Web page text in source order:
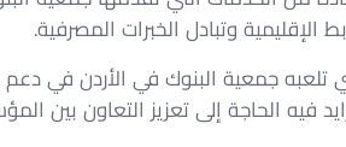
الإقليمية وتبادل الخبرات المصرفية.
جمعية البنوك في الأردن في
فيه الحاجة إلى تعزيز التعاون بين